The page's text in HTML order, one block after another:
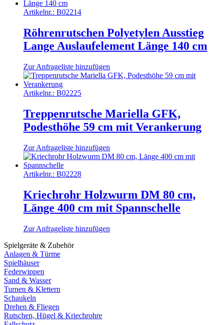
Artikelnr.: B02214
Röhrenrutschen Polyetylen Ausstieg
Lange Auslaufelement Länge 140 cm
Zur Anfrageliste hinzufügen
Artikelnr.: B02225
Treppenrutsche Mariella GFK,
Podesthöhe 59 cm mit Verankerung
Zur Anfrageliste hinzufügen
Artikelnr.: B02228
Kriechrohr Holzwurm DM 80 cm,
Länge 400 cm mit Spannschelle
Zur Anfrageliste hinzufügen
Spielgeräte & Zubehör
Anlagen & Türme
Spielhäuser
Federwippen
Sand & Wasser
Turnen & Klettern
Schaukeln
Drehen & Fliegen
Rutschen, Hügel & Kriechrohre